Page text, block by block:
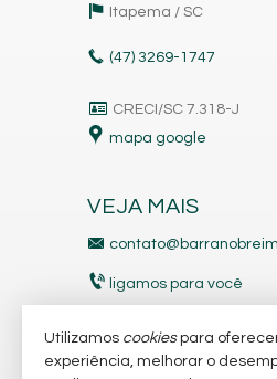
Itapema / SC
(47) 3269-1747
CRECI/SC 7.318-J
mapa google
VEJA MAIS
ligamos para você
Utilizamos cookiespara
experiência, melhorar o